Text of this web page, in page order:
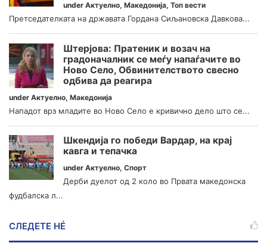
under Актуелно, Македонија, Топ вести
Претседателката на државата Гордана Сиљановска Давкова...
Штерјова: Пратеник и возач на
градоначалник се меѓу напаѓачите во
Ново Село, Обвинителството свесно
одбива да реагира
under Актуелно, Македонија
Нападот врз младите во Ново Село е кривично дело што се...
Шкендија го победи Вардар, на крај
кавга и тепачка
under Актуелно, Спорт
Дерби дуелот од 2 коло во Првата македонска
фудбалска л...
СЛЕДЕТЕ НÉ